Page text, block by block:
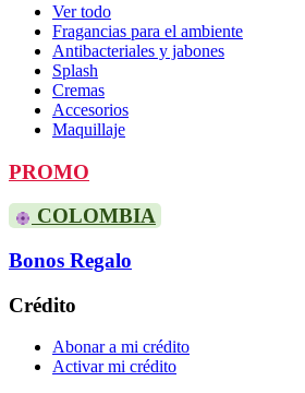
Ver todo
Fragancias para el ambiente
Antibacteriales y jabones
Splash
Cremas
Accesorios
Maquillaje
PROMO
COLOMBIA
Bonos Regalo
Crédito
Abonar a mi crédito
Activar mi crédito